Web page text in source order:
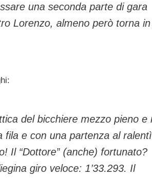
una seconda parte di gara
Lorenzo, almeno però torna in
del bicchiere mezzo pieno e
fila e con una partenza al
Il “Dottore” (anche) fortunato?
giro veloce: 1’33.293. Il